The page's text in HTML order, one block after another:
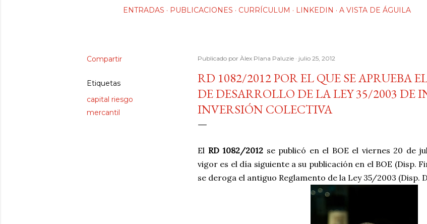
ENTRADAS PUBLICACIONES CURRÍCULUM LINKEDIN A VISTA DE ÁGUILA
Compartir
Etiquetas
capital riesgo
mercantil
Publicado por Àlex Plana Paluzie julio 25, 2012
RD 1082/2012 POR EL QUE SE APRUEBA
DE DESARROLLO DE LA LEY 35/2003 DE
INVERSIÓN COLECTIVA
El RD 1082/2012 se publicó en el BOE el viernes 20 de
vigor es el día siguiente a su publicación en el BOE (Disp.
se deroga el antiguo Reglamento de la Ley 35/2003 (Disp.